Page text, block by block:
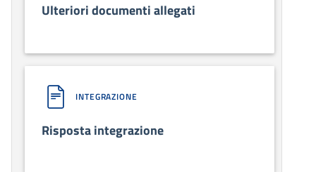
Ulteriori documenti allegati
INTEGRAZIONE
Risposta integrazione